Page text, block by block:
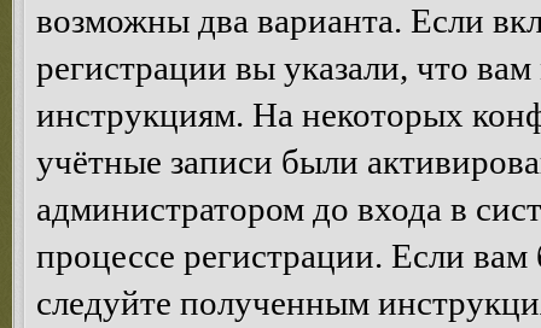
возможны два варианта. Если
регистрации вы указали, что
инструкциям. На некоторых
учётные записи были
администратором до входа в
процессе регистрации. Если
следуйте полученным